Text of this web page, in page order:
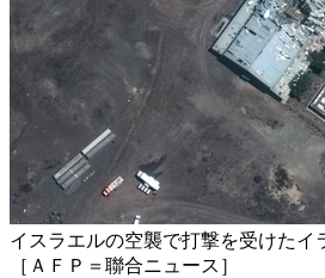
イスラエルの空襲で打撃を受けた
［ＡＦＰ＝聯合ニュース］